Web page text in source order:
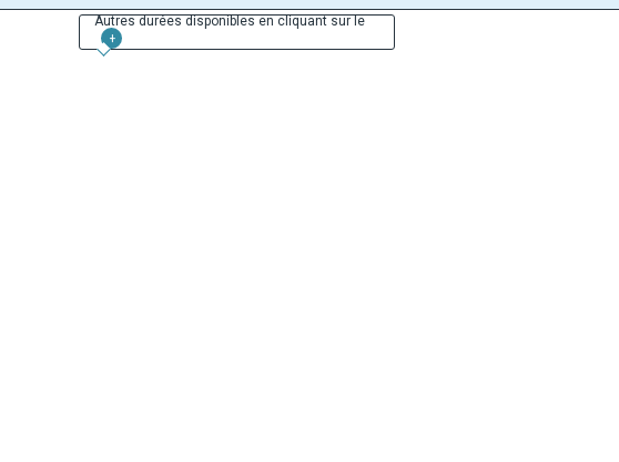
Autres durées disponibles en cliquant sur le
+